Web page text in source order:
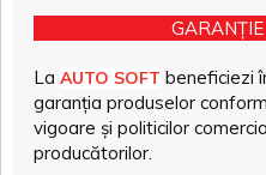
La AUTO SOFT beneficiezi
garanția produselor
vigoare și politicilor
producătorilor.